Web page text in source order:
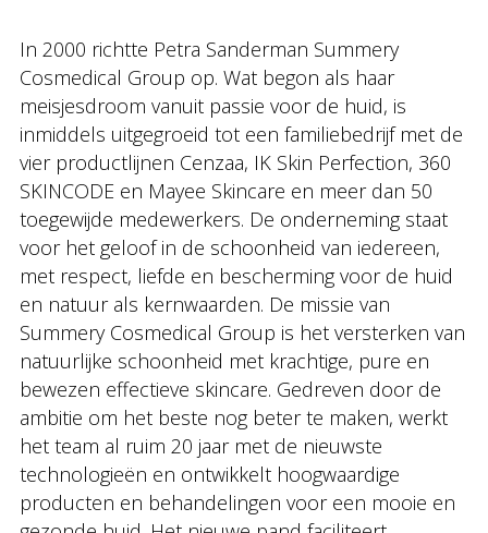
In 2000 richtte Petra Sanderman Summery
Cosmedical Group op. Wat begon als haar
meisjesdroom vanuit passie voor de huid, is
inmiddels uitgegroeid tot een familiebedrijf met de
vier productlijnen Cenzaa, IK Skin Perfection, 360
SKINCODE en Mayee Skincare en meer dan 50
toegewijde medewerkers. De onderneming staat
voor het geloof in de schoonheid van iedereen,
met respect, liefde en bescherming voor de huid
en natuur als kernwaarden. De missie van
Summery Cosmedical Group is het versterken van
natuurlijke schoonheid met krachtige, pure en
bewezen effectieve skincare. Gedreven door de
ambitie om het beste nog beter te maken, werkt
het team al ruim 20 jaar met de nieuwste
technologieën en ontwikkelt hoogwaardige
producten en behandelingen voor een mooie en